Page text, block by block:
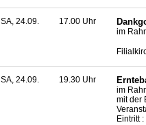
SA, 24.09. 17.00 Uhr
im
SA, 24.09. 19.30 Uhr
im
mit der
Eintritt